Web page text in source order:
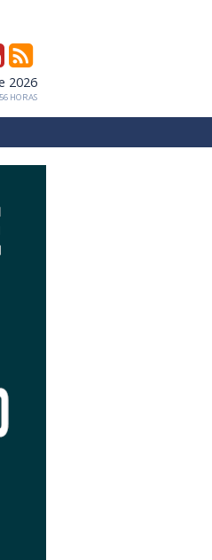
2026
HORAS